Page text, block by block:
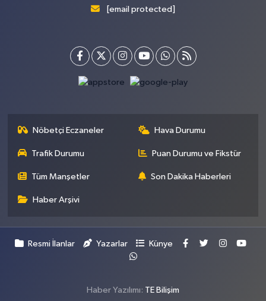
[email protected]
Nöbetçi Eczaneler Hava Durumu
Trafik Durumu Puan Durumu ve Fikstür
Tüm Manşetler Son Dakika Haberleri
Haber Arşivi
Resmi İlanlar Yazarlar Künye
Haber Yazılımı: TE Bilişim